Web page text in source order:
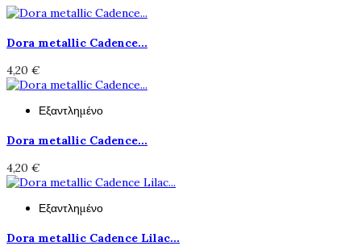
Dora metallic Cadence...
4,20 €
Εξαντλημένο
Dora metallic Cadence...
4,20 €
Εξαντλημένο
Dora metallic Cadence Lilac...